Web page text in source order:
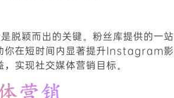
颖而出的关键。粉丝库提供的一站
你在短时间内显著提升Instagram影
实现社交媒体营销目标。